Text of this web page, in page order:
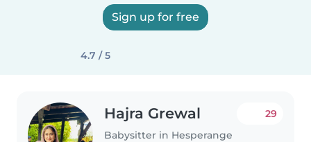
Sign up for free
4.7 / 5
Hajra Grewal
Babysitter in Hesperange
29